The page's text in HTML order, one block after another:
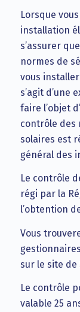
Lorsque
installation
s’assurer
normes de
vous
s’agit d’une
faire l’objet
contrôle des
solaires est
général des
Le contrôle
régi par la
l’obtention
Vous
sur le site de
Le contrôle
valable 25